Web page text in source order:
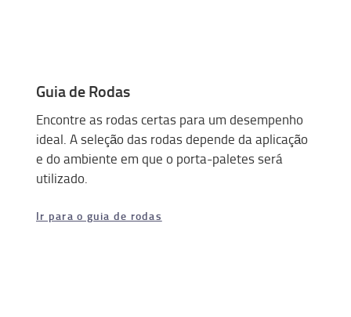
Guia de Rodas
Encontre as rodas certas para um desempenho
ideal. A seleção das rodas depende da aplicação
e do ambiente em que o porta-paletes será
utilizado.
Ir para o guia de rodas